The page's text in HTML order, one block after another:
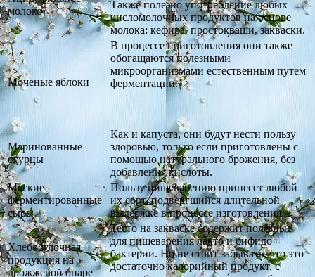
молоко
Также полезно употребление любых
кисломолочных продуктов на основе
молока: кефира, простокваши, закваски.
Моченые яблоки
В процессе приготовления они также
обогащаются полезными
микроорганизмами естественным путем
ферментации.
Маринованные
огурцы
Как и капуста, они будут нести пользу
здоровью, только если приготовлены с
помощью натурального брожения, без
добавления кислоты.
Мягкие
ферментированные
сыры
Пользу пищеварению принесет любой
их сорт, подвергшийся длительной
выдержке в процессе изготовления.
Хлебобулочная
продукция на
дрожжевой опаре
Тесто на закваске содержит полезные
для пищеварения лакто и бифидо
бактерии. Но не стоит забывать, что это
достаточно калорийный продукт, с